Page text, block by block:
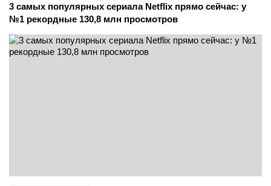
3 самых популярных сериала Netflix прямо сейчас: у
№1 рекордные 130,8 млн просмотров